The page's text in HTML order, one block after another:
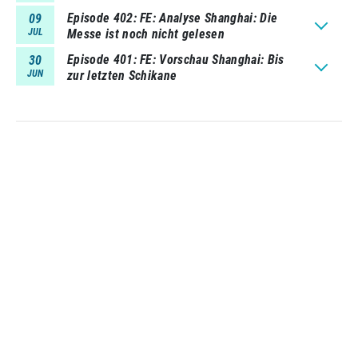
09
JUL
Episode 402 FE: Analyse Shanghai: Die
Messe ist noch nicht gelesen
30
JUN
Episode 401 FE: Vorschau Shanghai: Bis
zur letzten Schikane